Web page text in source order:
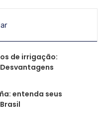
de irrigação:
entenda seus